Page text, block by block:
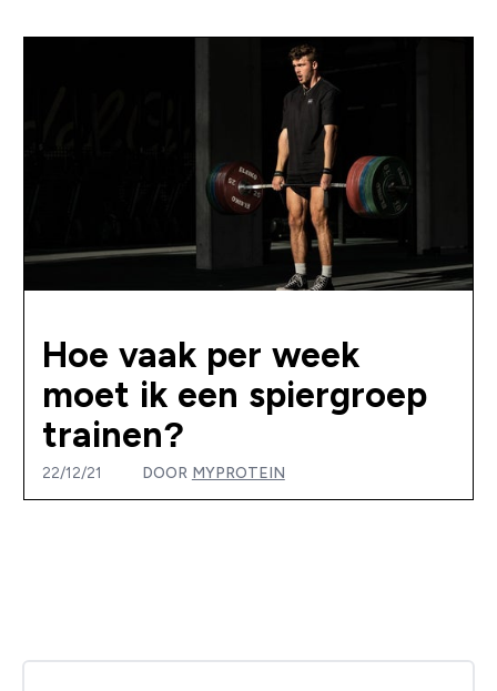
Hoe vaak per week
moet ik een spiergroep
trainen?
22/12/21 DOOR MYPROTEIN